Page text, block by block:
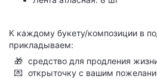
К каждому букету/композиции в
прикладываем:
🎁 средство для продления
💌 открыточку с вашим